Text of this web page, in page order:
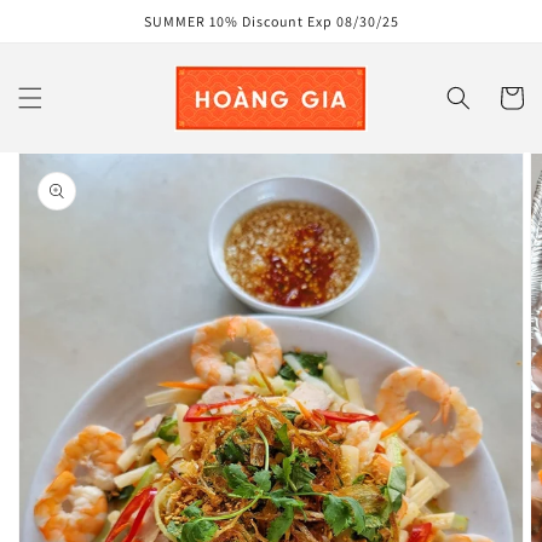
SUMMER 10% Discount Exp 08/30/25
Cart
Skip to
product
information
Open
media
1